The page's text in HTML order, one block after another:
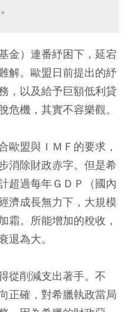
金）連番紓困下，延宕
解。歐盟日前提出的紓
，以及給予巨額低利貸
危機，其實不容樂觀。
歐盟與ＩＭＦ的要求，
消除財政赤字。但是希
超過每年ＧＤＰ（國內
濟成長無力下，大規模
霜。所能增加的稅收，
退為大。
從削減支出著手。不
正確，對希臘執政當局